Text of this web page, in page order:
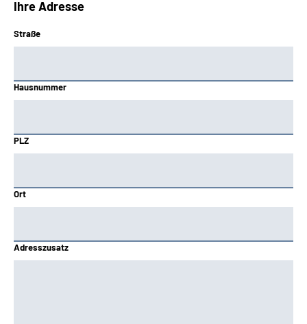
Ihre Adresse
Straße
Hausnummer
PLZ
Ort
Adresszusatz